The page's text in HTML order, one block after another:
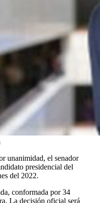
unanimidad, el senador
presidencial del
del 2022.
conformada por 34
La decisión oficial será